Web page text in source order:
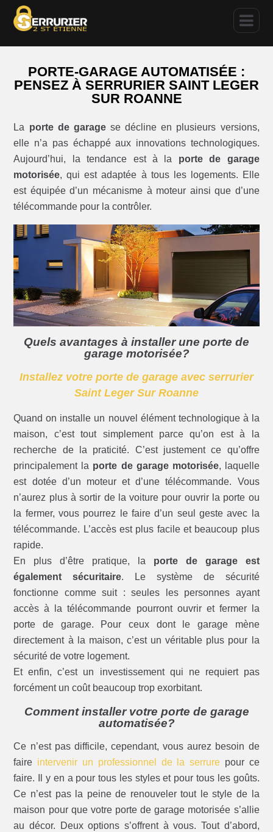
PORTE-GARAGE AUTOMATISÉE :
PENSEZ À SERRURIER SAINT LEGER
SUR ROANNE
La porte de garagese décline en plusieurs versions,
elle n’a pas échappé aux innovations technologiques.
Aujourd’hui, la tendance est à la porte de garage
motorisée, qui est adaptée à tous les logements. Elle
est équipée d’un mécanisme à moteur ainsi que d’une
télécommande pour la contrôler.
Quels avantages à installer une porte de
garage motorisée?
Installez votre porte de garage avec serrurier
Saint Leger Sur Roanne
Quand on installe un nouvel élément technologique à la
maison, c’est tout simplement parce qu’on est à la
recherche de la praticité. C’est justement ce qu’offre
principalement la porte de garage motorisée, laquelle
est dotée d’un moteur et d’une télécommande. Vous
n’aurez plus à sortir de la voiture pour ouvrir la porte ou
la fermer, vous pourrez le faire d’un seul geste avec la
télécommande. L’accès est plus facile et beaucoup plus
rapide.
En plus d’être pratique, la porte de garage est
également sécuritaire. Le système de sécurité
fonctionne comme suit : seules les personnes ayant
accès à la télécommande pourront ouvrir et fermer la
porte de garage. Pour ceux dont le garage mène
directement à la maison, c’est un véritable plus pour la
sécurité de votre logement.
Et enfin, c’est un investissement qui ne requiert pas
forcément un coût beaucoup trop exorbitant.
Comment installer votre porte de garage
automatisée?
Ce n’est pas difficile, cependant, vous aurez besoin de
faire intervenir un professionnel de la serrure pour ce
faire. Il y en a pour tous les styles et pour tous les goûts.
Ce n’est pas la peine de renouveler tout le style de la
maison pour que votre porte de garage motorisée s’allie
au décor. Deux options s’offrent à vous. Tout d’abord,